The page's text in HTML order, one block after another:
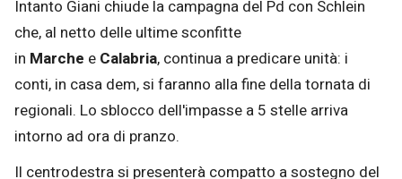
Intanto Giani chiude la campagna del Pd con Schlein
che, al netto delle ultime sconfitte
in Marche e Calabria, continua a predicare unità: i
conti, in casa dem, si faranno alla fine della tornata di
regionali. Lo sblocco dell'impasse a 5 stelle arriva
intorno ad ora di pranzo.
Il centrodestra si presenterà compatto a sostegno del